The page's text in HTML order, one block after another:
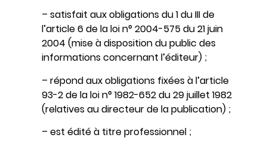
– satisfait aux obligations du 1 du III de
l’article 6 de la loi n° 2004-575 du 21 juin
2004 (mise à disposition du public des
informations concernant l’éditeur) ;
– répond aux obligations fixées à l’article
93-2 de la loi n° 1982-652 du 29 juillet 1982
(relatives au directeur de la publication) ;
– est édité à titre professionnel ;